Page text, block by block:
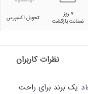
۷ روز
ضمانت بازگشت
تحویل اکسپرس
نظرات کاربران
یک برند برای راحت